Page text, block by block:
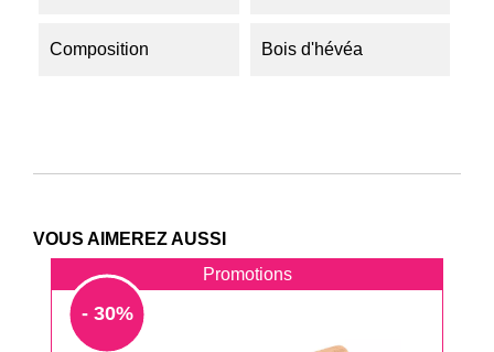
Composition Bois d'hévéa
VOUS AIMEREZ AUSSI
Promotions
- 30%